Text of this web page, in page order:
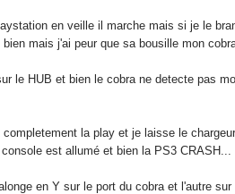
en veille il marche mais si je le
mais j'ai peur que sa bousille mon
le HUB et bien le cobra ne detecte pas
la play et je laisse le
est allumé et bien la PS3 CRASH...
en Y sur le port du cobra et l'autre